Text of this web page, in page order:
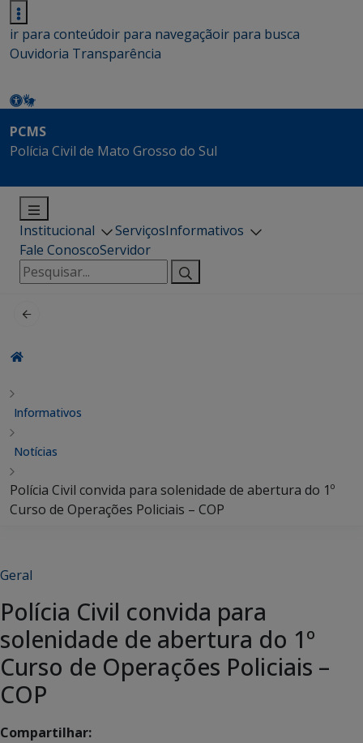
ir para conteúdoir para navegaçãoir para busca
Ouvidoria Transparência
PCMS
Polícia Civil de Mato Grosso do Sul
Institucional ServiçosInformativos
Fale ConoscoServidor
Pesquisar
por:
Informativos
Notícias
Polícia Civil convida para solenidade de abertura do 1º
Curso de Operações Policiais – COP
Geral
Polícia Civil convida para
solenidade de abertura do 1º
Curso de Operações Policiais –
COP
Compartilhar: